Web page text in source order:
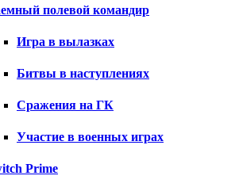
полевой командир
Игра в вылазках
Битвы в наступлениях
Сражения на ГК
Участие в военных играх
Prime